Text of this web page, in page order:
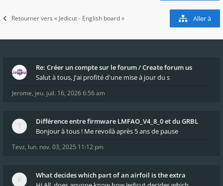
Retourner vers « Jedicut - English board » Aller à
Re: Créer un compte sur le forum / Create forum us
Salut à tous, J'ai profité d'une mise à jour du s
Jerome, jeu. juil. 16, 2026 6:56 am
Différence entre firmware LMFAO_V4_8_0 et du GRBL
Bonjour à tous ! Me revoilà après 5 ans de pause
Tevz, lun. nov. 03, 2025 11:12 pm
What decides which part of an airfoil is the extra